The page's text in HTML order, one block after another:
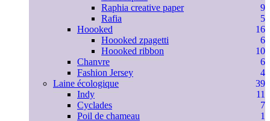
Raphia creative paper
9
Rafia
5
Hoooked
16
Hoooked zpagetti
6
Hoooked ribbon
10
Chanvre
6
Fashion Jersey
4
Laine écologique
39
Indy
11
Cyclades
7
Poil de chameau
1